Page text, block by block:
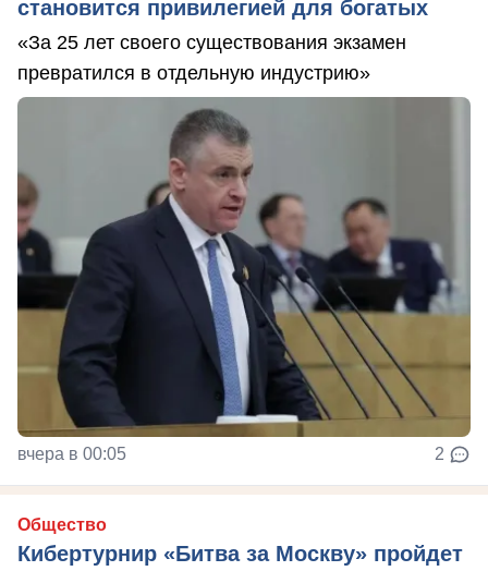
становится привилегией для богатых
«За 25 лет своего существования экзамен
превратился в отдельную индустрию»
вчера в 00:05 2
Общество
Кибертурнир «Битва за Москву» пройдет